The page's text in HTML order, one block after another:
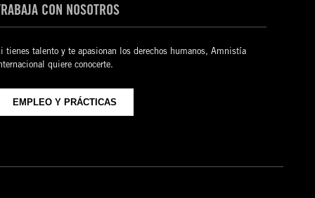
CON NOSOTROS
tienes talento y te apasionan los derechos humanos, Amnistía
quiere conocerte.
EMPLEO Y PRÁCTICAS